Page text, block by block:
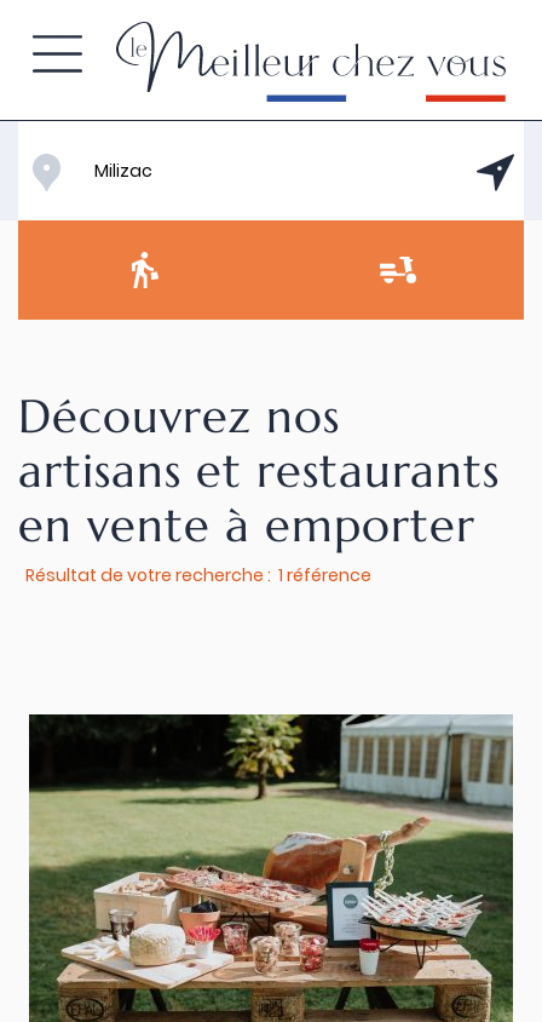
Découvrez nos
artisans et restaurants
en vente à emporter
Résultat de votre recherche : 1 référence